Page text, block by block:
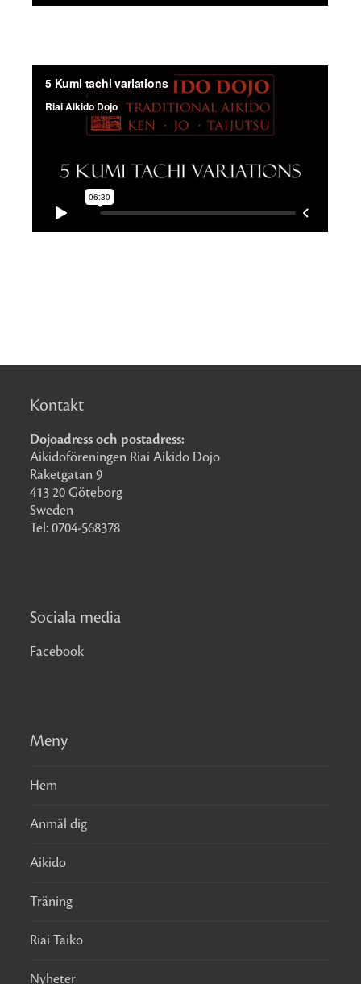
Kontakt
Dojoadress och postadress:
Aikidoföreningen Riai Aikido Dojo
Raketgatan 9
413 20 Göteborg
Sweden
Tel: 0704-568378
Sociala media
Facebook
Meny
Hem
Anmäl dig
Aikido
Träning
Riai Taiko
Nyheter